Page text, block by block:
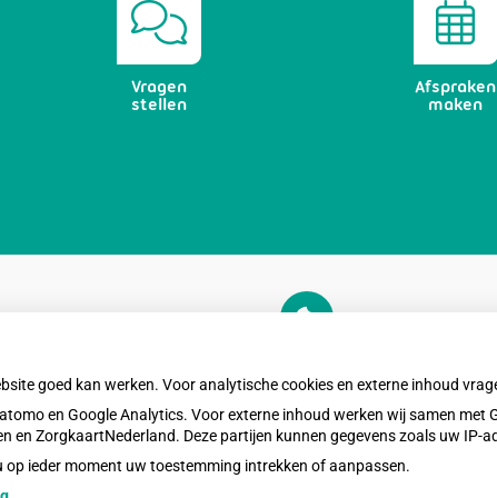
Vragen
stellen
Afspraken
maken
externe inhoud
die nodig is om dit te zien.
Cookie-instellingen wijzigen
goed kan werken. Voor analytische cookies en externe inhoud
en Google Analytics. Voor externe inhoud werken wij samen met
en ZorgkaartNederland. Deze partijen kunnen gegevens zoals uw IP-
ieder moment uw toestemming intrekken of aanpassen.